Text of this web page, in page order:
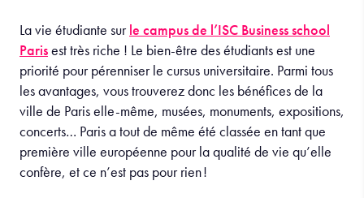
La vie étudiante surle campus de l’ISC Business school
Parisest très riche ! Le bien-être des étudiants est une
priorité pour pérenniser le cursus universitaire. Parmi tous
les avantages, vous trouverez donc les bénéfices de la
ville de Paris elle-même, musées, monuments, expositions,
concerts… Paris a tout de même été classée en tant que
première ville européenne pour la qualité de vie qu’elle
confère, et ce n’est pas pour rien !